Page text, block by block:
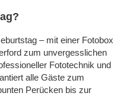
– mit einer Fotobox
zum unvergesslichen
Fototechnik und
alle Gäste zum
Perücken bis zur